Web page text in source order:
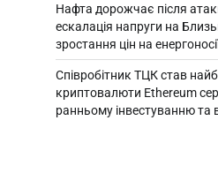
Нафта дорожчає після
ескалація напруги на
зростання цін на
Співробітник ТЦК став
криптовалюти Ethereum
ранньому інвестуванню